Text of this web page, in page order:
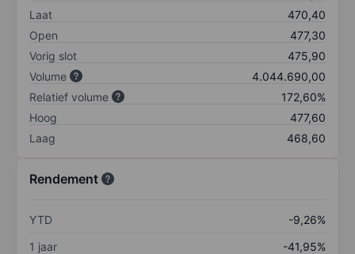
Laat
470,40
Open
477,30
Vorig slot
475,90
Volume
4.044.690,00
Relatief volume
172,60%
Hoog
477,60
Laag
468,60
Rendement
YTD
-9,26%
1 jaar
-41,95%